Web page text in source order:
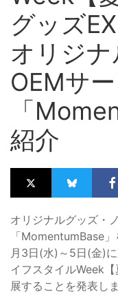
グッズ
オリジ
OEMサ
「
紹介
オリジナルグッズ・
「MomentumBase
月3日(水)～5日(金)
イフスタイルWeek
展することを発表しま